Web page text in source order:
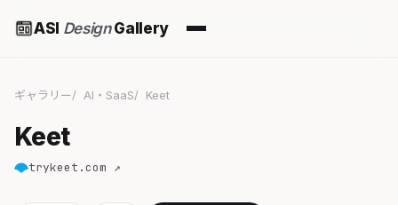
ASI DesignGallery
ギャラリー AI・SaaS Keet
Keet
trykeet.com ↗